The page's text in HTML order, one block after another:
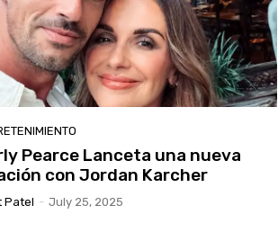
Pearce Lanceta una nueva
con Jordan Karcher
Patel - July 25, 2025